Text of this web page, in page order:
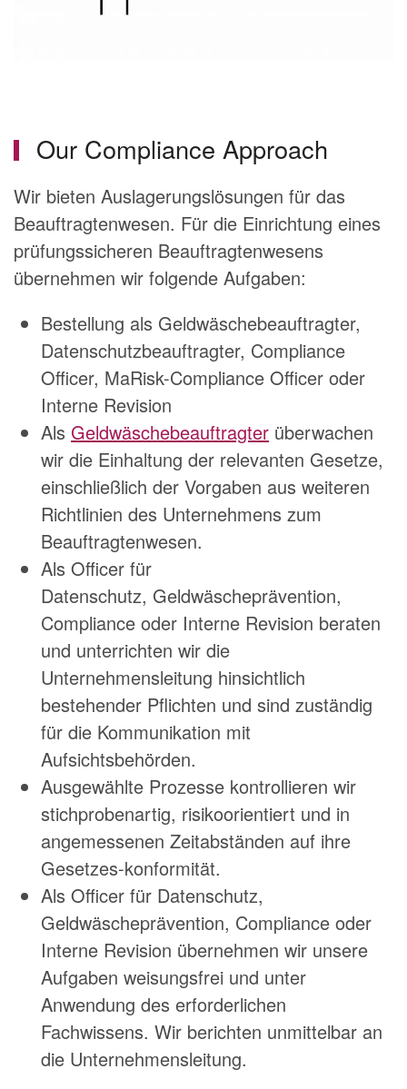
Our Compliance Approach
Wir bieten Auslagerungslösungen für das
Beauftragtenwesen. Für die Einrichtung eines
prüfungssicheren Beauftragtenwesens
übernehmen wir folgende Aufgaben:
Bestellung als Geldwäschebeauftragter,
Datenschutzbeauftragter, Compliance
Officer, MaRisk-Compliance Officer oder
Interne Revision
Als Geldwäschebeauftragter überwachen
wir die Einhaltung der relevanten Gesetze,
einschließlich der Vorgaben aus weiteren
Richtlinien des Unternehmens zum
Beauftragtenwesen.
Als Officer für
Datenschutz, Geldwäscheprävention,
Compliance oder Interne Revision beraten
und unterrichten wir die
Unternehmensleitung hinsichtlich
bestehender Pflichten und sind zuständig
für die Kommunikation mit
Aufsichtsbehörden.
Ausgewählte Prozesse kontrollieren wir
stichprobenartig, risikoorientiert und in
angemessenen Zeitabständen auf ihre
Gesetzes-konformität.
Als Officer für Datenschutz,
Geldwäscheprävention, Compliance oder
Interne Revision übernehmen wir unsere
Aufgaben weisungsfrei und unter
Anwendung des erforderlichen
Fachwissens. Wir berichten unmittelbar an
die Unternehmensleitung.